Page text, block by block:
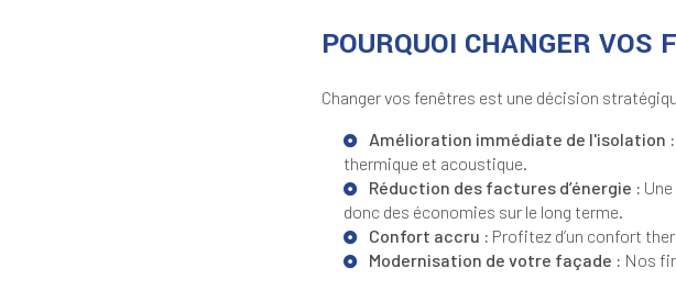
POURQUOI CHANGER
Changer vos fenêtres est une décision
Amélioration immédiate de l'isolation :
thermique et acoustique.
Réduction des factures d’énergie :
donc des économies sur le long terme.
Confort accru : Profitez d’un confort
Modernisation de votre façade : Nos